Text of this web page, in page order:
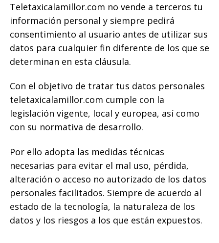
Teletaxicalamillor.com no vende a terceros tu
información personal y siempre pedirá
consentimiento al usuario antes de utilizar sus
datos para cualquier fin diferente de los que se
determinan en esta cláusula.
Con el objetivo de tratar tus datos personales
teletaxicalamillor.com cumple con la
legislación vigente, local y europea, así como
con su normativa de desarrollo.
Por ello adopta las medidas técnicas
necesarias para evitar el mal uso, pérdida,
alteración o acceso no autorizado de los datos
personales facilitados. Siempre de acuerdo al
estado de la tecnología, la naturaleza de los
datos y los riesgos a los que están expuestos.